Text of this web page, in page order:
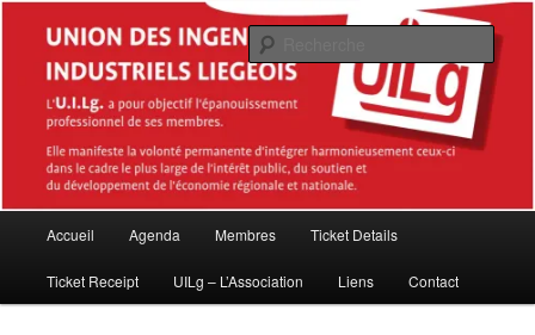
contenu
principalUnion des Ingénieurs industriels
Liégeois (UILg ASBL)
Association des Master en sciences de l'ingénieur industriel diplômés de la
Haute École de la Province de Liège (HEPL – ISIL)
principal
Accueil Agenda Membres Ticket Details
Ticket Receipt UILg – L’Association Liens Contact